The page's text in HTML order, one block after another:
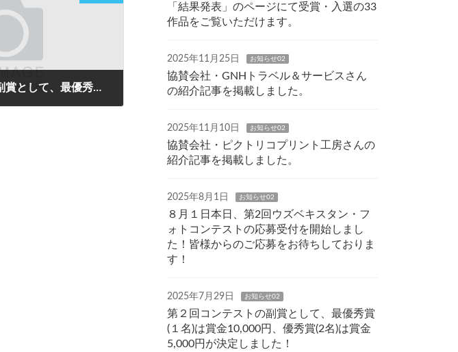
第２回コンテストの副賞として、最優秀賞(１名)は賞金10,000円、優秀賞(2名)は賞金5,000円が決定しました！
「結果発表」のページにて受賞・入選の33
作品をご覧いただけます。
2025年11月25日 お知らせ02
協賛会社・GNHトラベル＆サービスさん
の紹介記事を掲載しました。
2025年11月10日 お知らせ02
協賛会社・ピクトリコプリント工房さんの
紹介記事を掲載しました。
2025年8月1日 お知らせ02
８月１日本日、第2回ウズベキスタン・フ
ォトコンテストの応募受付を開始しまし
た！皆様からのご応募をお待ちしておりま
す！
2025年7月29日 お知らせ02
第２回コンテストの副賞として、最優秀賞
(１名)は賞金10,000円、優秀賞(2名)は賞金
5,000円が決定しました！